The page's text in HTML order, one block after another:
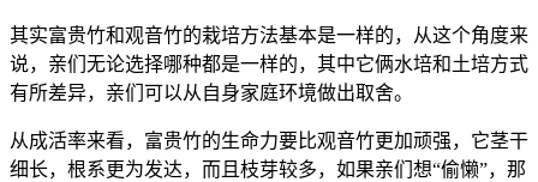
其实富贵竹和观音竹的栽培方法基本是一样的，从这个角度来
说，亲们无论选择哪种都是一样的，其中它俩水培和土培方式
有所差异，亲们可以从自身家庭环境做出取舍。
从成活率来看，富贵竹的生命力要比观音竹更加顽强，它茎干
细长，根系更为发达，而且枝芽较多，如果亲们想“偷懒”，那